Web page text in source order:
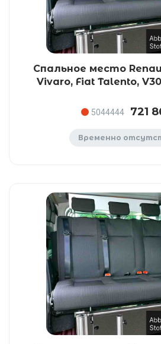
Спальное место
Vivaro, Fiat Talento,
5044444 721
Временно